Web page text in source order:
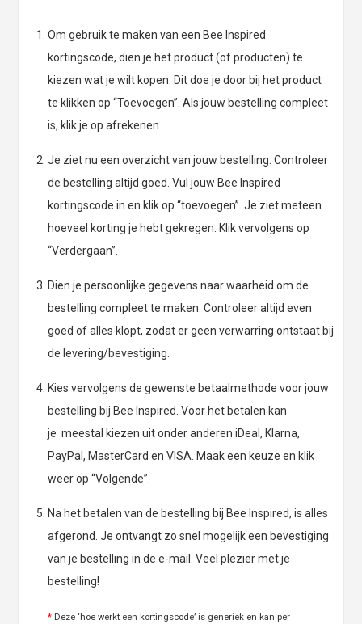
Om gebruik te maken van een Bee Inspired
kortingscode, dien je het product (of producten) te
kiezen wat je wilt kopen. Dit doe je door bij het product
te klikken op “Toevoegen”. Als jouw bestelling compleet
is, klik je op afrekenen.
Je ziet nu een overzicht van jouw bestelling. Controleer
de bestelling altijd goed. Vul jouw Bee Inspired
kortingscode in en klik op “toevoegen”. Je ziet meteen
hoeveel korting je hebt gekregen. Klik vervolgens op
“Verdergaan”.
Dien je persoonlijke gegevens naar waarheid om de
bestelling compleet te maken. Controleer altijd even
goed of alles klopt, zodat er geen verwarring ontstaat bij
de levering/bevestiging.
Kies vervolgens de gewenste betaalmethode voor jouw
bestelling bij Bee Inspired. Voor het betalen kan
je meestal kiezen uit onder anderen iDeal, Klarna,
PayPal, MasterCard en VISA. Maak een keuze en klik
weer op “Volgende”.
Na het betalen van de bestelling bij Bee Inspired, is alles
afgerond. Je ontvangt zo snel mogelijk een bevestiging
van je bestelling in de e-mail. Veel plezier met je
bestelling!
* Deze ‘hoe werkt een kortingscode’ is generiek en kan per